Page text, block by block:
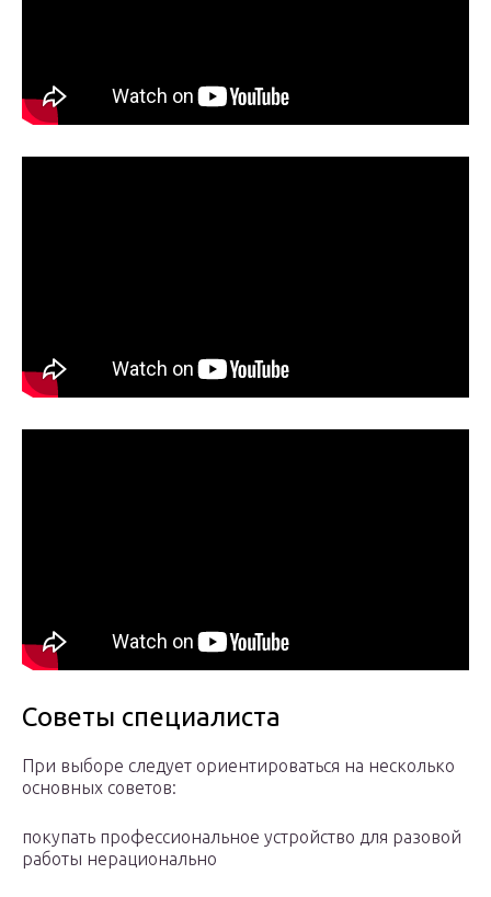
Советы специалиста
При выборе следует ориентироваться на несколько
основных советов:
покупать профессиональное устройство для разовой
работы нерационально